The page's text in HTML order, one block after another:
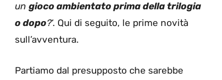
un gioco ambientato prima della trilogia
o dopo?‘. Qui di seguito, le prime novità
sull’avventura.
Partiamo dal presupposto che sarebbe